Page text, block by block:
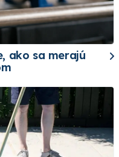
ako sa merajú